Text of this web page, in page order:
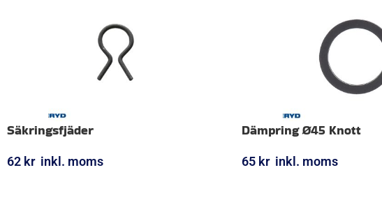
Säkringsfjäder
62 kr inkl. moms
Dämpring Ø45 Knott
65 kr inkl. moms